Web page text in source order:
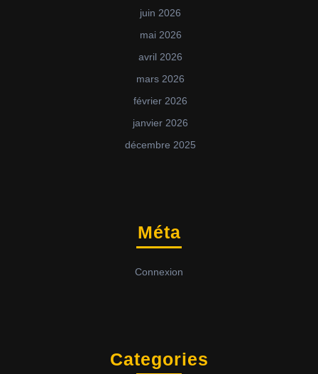
juin 2026
mai 2026
avril 2026
mars 2026
février 2026
janvier 2026
décembre 2025
Méta
Connexion
Categories